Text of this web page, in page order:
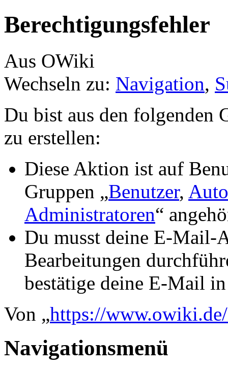
Berechtigungsfehler
Aus OWiki
Wechseln zu: Navigation,
Du bist aus den folgenden
zu erstellen:
Diese Aktion ist auf
Gruppen „Benutzer,
Administratoren“
Du musst deine E-Mail-
Bearbeitungen
bestätige deine E-Mail
Von „https://
Navigationsmenü